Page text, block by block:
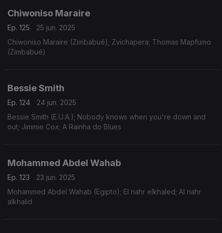
Chiwoniso Maraire
Ep. 125
25 jun. 2025
Chiwoniso Maraire (Zimbabué); Zvichapera; Thomas Mapfumo
(Zimbabué)
Bessie Smith
Ep. 124
24 jun. 2025
Bessie Smith (E.U.A.); Nobody knows when you're down and
out; Jimmie Cox; A Rainha do Blues
Mohammed Abdel Wahab
Ep. 123
23 jun. 2025
Mohammed Abdel Wahab (Egipto); El nahr elkhaled; Al nahr
alkhalid